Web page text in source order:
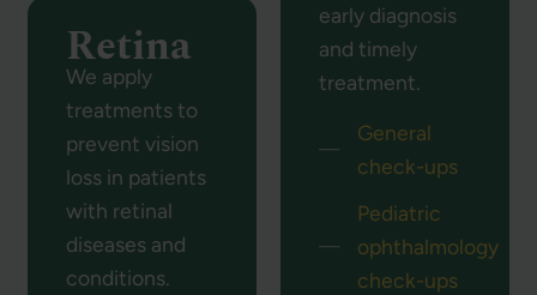
Retina
We apply
treatments to
prevent vision
loss in patients
with retinal
diseases and
conditions.
early diagnosis
and timely
treatment.
General
check-ups
Pediatric
ophthalmology
check-ups